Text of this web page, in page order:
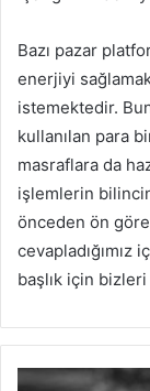
Bazı pazar
enerjiyi
istemektedir.
kullanılan para
masraflara da
işlemlerin
önceden ön
başlık için